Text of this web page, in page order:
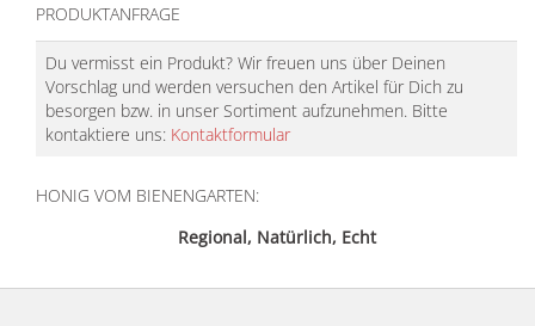
PRODUKTANFRAGE
Du vermisst ein Produkt? Wir freuen uns über Deinen
Vorschlag und werden versuchen den Artikel für Dich zu
besorgen bzw. in unser Sortiment aufzunehmen. Bitte
kontaktiere uns: Kontaktformular
HONIG VOM BIENENGARTEN:
Regional, Natürlich, Echt